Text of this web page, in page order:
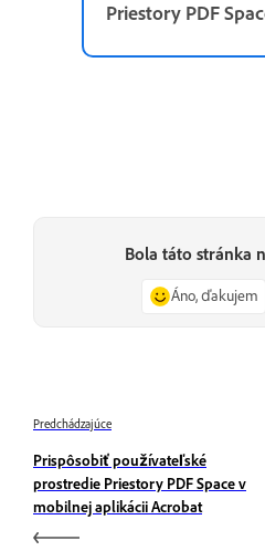
Priestory PDF
Bola táto stránka
Áno, ďakujem
Predchádzajúce
Prispôsobiť používateľské
prostredie Priestory PDF Space v
mobilnej aplikácii Acrobat